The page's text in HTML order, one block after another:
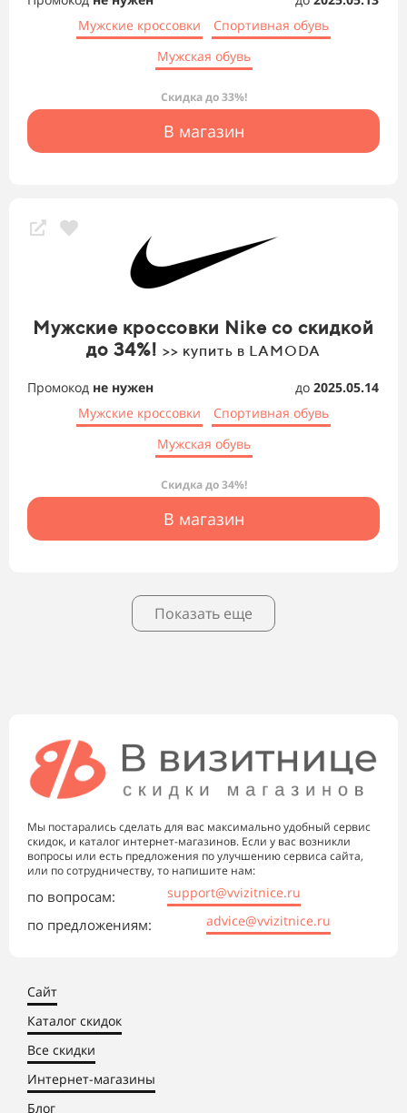
Мужские кроссовки
Спортивная обувь
Мужская обувь
Скидка до 33%!
В магазин
Мужские кроссовки Nike со скидкой
до 34%! >> купить в LAMODA
Промокод не нужен до 2025.05.14
Мужские кроссовки
Спортивная обувь
Мужская обувь
Скидка до 34%!
В магазин
Показать еще
Мы постарались сделать для вас максимально удобный сервис
скидок, и каталог интернет-магазинов. Если у вас возникли
вопросы или есть предложения по улучшению сервиса сайта,
или по сотрудничеству, то напишите нам:
по вопросам: support@vvizitnice.ru
по предложениям: advice@vvizitnice.ru
Сайт
Каталог скидок
Все скидки
Интернет-магазины
Блог